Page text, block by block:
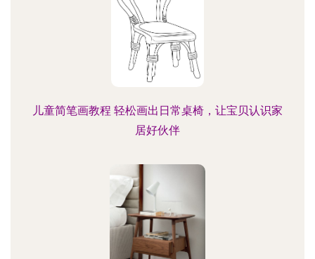
儿童简笔画教程 轻松画出日常桌椅，让宝贝认识家
居好伙伴